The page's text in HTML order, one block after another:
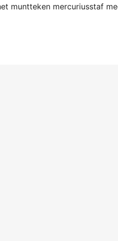
muntteken mercuriusstaf